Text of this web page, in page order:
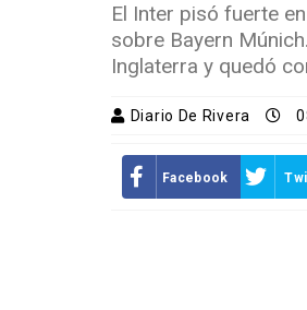
El Inter pisó fuerte
sobre Bayern
Inglaterra y quedó
Diario De Rivera
Facebook